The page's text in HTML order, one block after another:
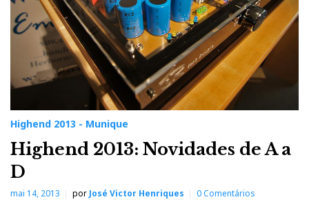
Highend 2013 - Munique
Highend 2013: Novidades de A a
D
mai 14, 2013 por José Victor Henriques 0 Comentários